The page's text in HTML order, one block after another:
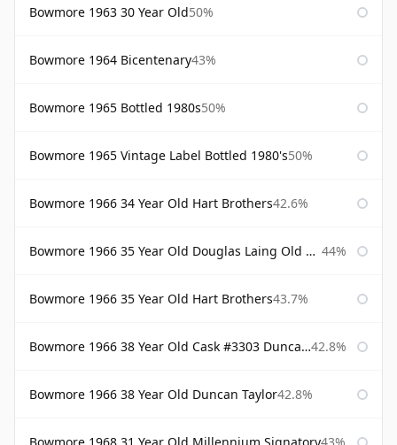
Bowmore 1963 30 Year Old50%
Bowmore 1964 Bicentenary43%
Bowmore 1965 Bottled 1980s50%
Bowmore 1965 Vintage Label Bottled 1980's50%
Bowmore 1966 34 Year Old Hart Brothers42.6%
Bowmore 1966 35 Year Old Douglas Laing Old Malt Cask 44%
Bowmore 1966 35 Year Old Hart Brothers43.7%
Bowmore 1966 38 Year Old Cask #3303 Duncan Taylor 42.8%
Bowmore 1966 38 Year Old Duncan Taylor42.8%